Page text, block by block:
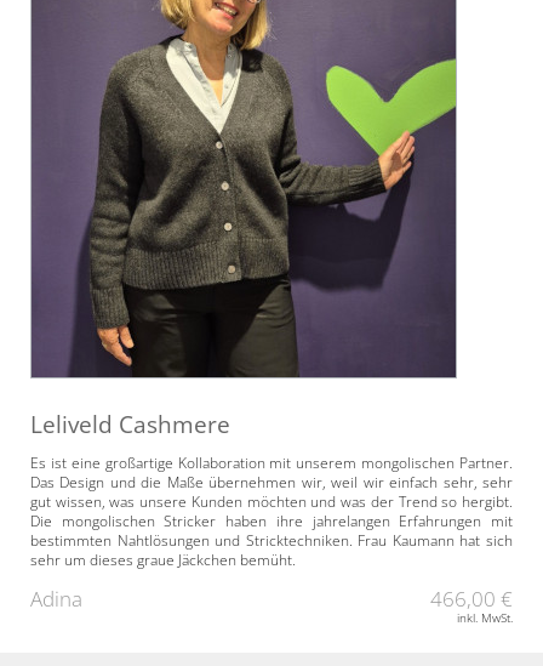
Leliveld Cashmere
Es ist eine großartige Kollaboration mit unserem mongolischen Partner.
Das Design und die Maße übernehmen wir, weil wir einfach sehr, sehr
gut wissen, was unsere Kunden möchten und was der Trend so hergibt.
Die mongolischen Stricker haben ihre jahrelangen Erfahrungen mit
bestimmten Nahtlösungen und Stricktechniken. Frau Kaumann hat sich
sehr um dieses graue Jäckchen bemüht.
Adina 466,00 €
inkl. MwSt.